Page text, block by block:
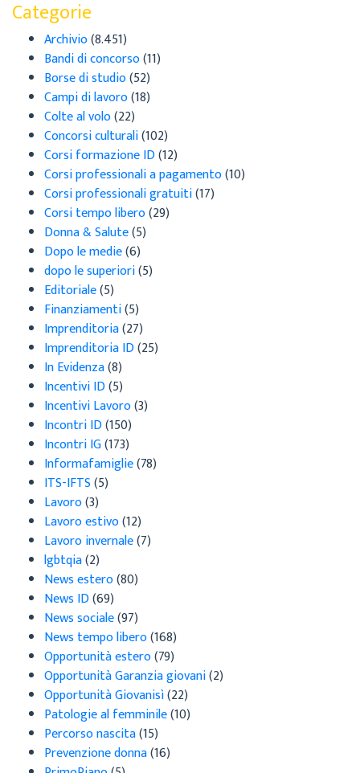
Categorie
Archivio(8.451)
Bandi di concorso(11)
Borse di studio(52)
Campi di lavoro(18)
Colte al volo(22)
Concorsi culturali(102)
Corsi formazione ID(12)
Corsi professionali a pagamento(10)
Corsi professionali gratuiti(17)
Corsi tempo libero(29)
Donna & Salute(5)
Dopo le medie(6)
dopo le superiori(5)
Editoriale(5)
Finanziamenti(5)
Imprenditoria(27)
Imprenditoria ID(25)
In Evidenza(8)
Incentivi ID(5)
Incentivi Lavoro(3)
Incontri ID(150)
Incontri IG(173)
Informafamiglie(78)
ITS-IFTS(5)
Lavoro(3)
Lavoro estivo(12)
Lavoro invernale(7)
lgbtqia(2)
News estero(80)
News ID(69)
News sociale(97)
News tempo libero(168)
Opportunità estero(79)
Opportunità Garanzia giovani(2)
Opportunità Giovanisì(22)
Patologie al femminile(10)
Percorso nascita(15)
Prevenzione donna(16)